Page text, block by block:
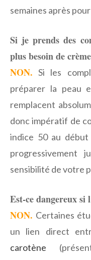
semaines après
Si je prends des
plus besoin de
NON. Si les
préparer la peau
remplacent
donc impératif de
indice 50 au début
progressivement
sensibilité de votre
Est-ce dangereux si
NON. Certaines
un lien direct
carotène